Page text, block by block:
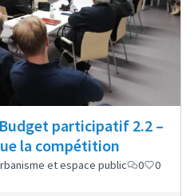
participatif 2.2 –
la compétition
et espace public 0 0